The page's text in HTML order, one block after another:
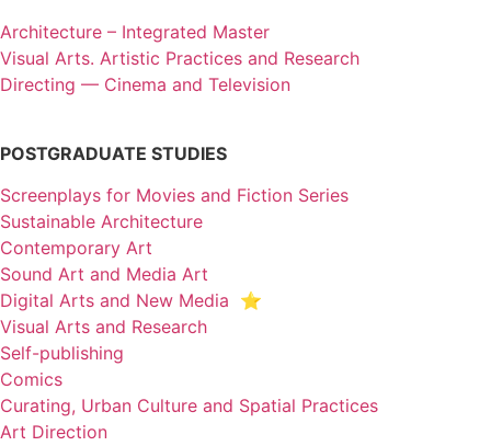
Architecture – Integrated Master
Visual Arts. Artistic Practices and Research
Directing — Cinema and Television
POSTGRADUATE STUDIES
Screenplays for Movies and Fiction Series
Sustainable Architecture
Contemporary Art
Sound Art and Media Art
Digital Arts and New Media ⭐️
Visual Arts and Research
Self-publishing
Comics
Curating, Urban Culture and Spatial Practices
Art Direction